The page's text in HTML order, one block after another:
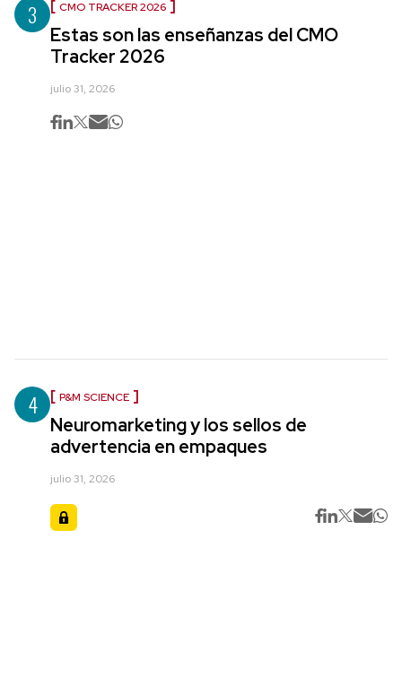
3 CMO TRACKER 2026
Estas son las enseñanzas del CMO
Tracker 2026
julio 31, 2026
4 P&M SCIENCE
Neuromarketing y los sellos de
advertencia en empaques
julio 31, 2026